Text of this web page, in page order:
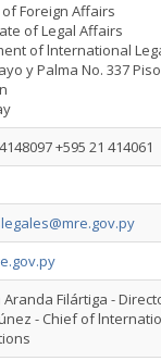
Foreign Affairs
of Legal Affairs
of lnternational
y Palma No. 337
+595 21 414061
Filártiga -
- Chief of